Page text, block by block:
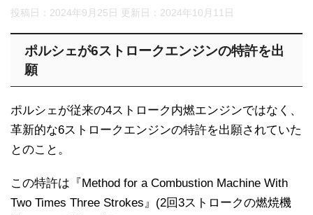
投稿日：2024年9月25日 更新日： 2024年10月11日
ポルシェが6ストロークエンジンの特許を出
願
ポルシェが従来の4ストローク内燃エンジンではなく、
革新的な6ストロークエンジンの特許を出願されていた
とのこと。
この特許は『Method for a Combustion Machine With
Two Times Three Strokes』(2回3ストロークの燃焼機